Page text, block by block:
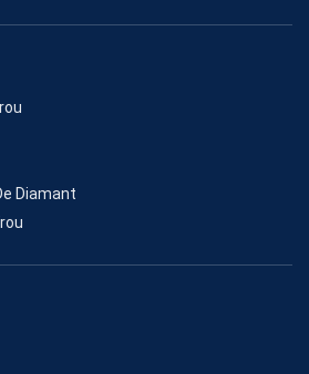
Diamant